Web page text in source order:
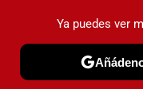
Ya puedes ver